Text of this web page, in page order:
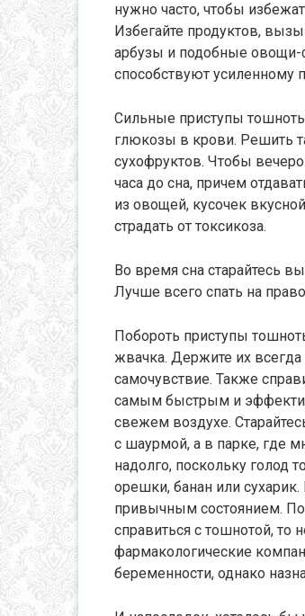
нужно часто, чтобы
Избегайте продуктов,
арбузы и подобные
способствуют усиленному
Сильные приступы
глюкозы в крови. Решить
сухофруктов. Чтобы
часа до сна, причем
из овощей, кусочек
страдать от токсикоза.
Во время сна старайтесь
Лучше всего спать на
Побороть приступы
жвачка. Держите их
самочувствие. Также
самым быстрым и
свежем воздухе.
с шаурмой, а в парке, где
надолго, поскольку голод
орешки, банан или
привычным состоянием.
справиться с тошнотой, то
фармакологические
беременности, однако